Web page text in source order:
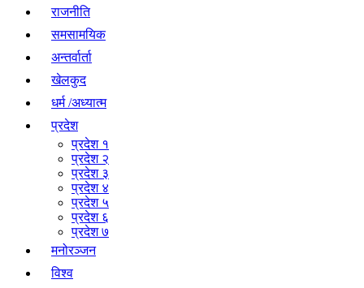
राजनीति
समसामयिक
अन्तर्वार्ता
खेलकुद
धर्म /अध्यात्म
प्रदेश
प्रदेश १
प्रदेश २
प्रदेश ३
प्रदेश ४
प्रदेश ५
प्रदेश ६
प्रदेश ७
मनोरञ्जन
विश्व